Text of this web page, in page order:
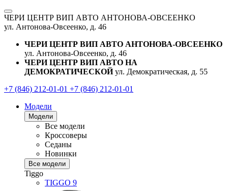
ЧЕРИ ЦЕНТР ВИП АВТО АНТОНОВА-ОВСЕЕНКО
ул. Антонова-Овсеенко, д. 46
ЧЕРИ ЦЕНТР ВИП АВТО АНТОНОВА-ОВСЕЕНКО
ул. Антонова-Овсеенко, д. 46
ЧЕРИ ЦЕНТР ВИП АВТО НА
ДЕМОКРАТИЧЕСКОЙ ул. Демократическая, д. 55
+7 (846) 212-01-01 +7 (846) 212-01-01
Модели
Модели
Все модели
Кроссоверы
Седаны
Новинки
Все модели
Tiggo
TIGGO 9